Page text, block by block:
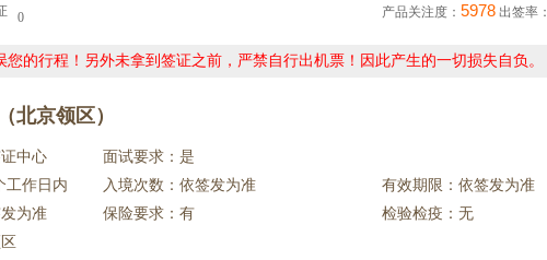
0 产品关注度：5978 出签率：
的行程！另外未拿到签证之前，严禁自行出机票！因此产生的一切损失自负。
北京领区）
中心
面试要求：是
工作日内
入境次数：依签发为准
有效期限：依签发为准
为准
保险要求：有
检验检疫：无